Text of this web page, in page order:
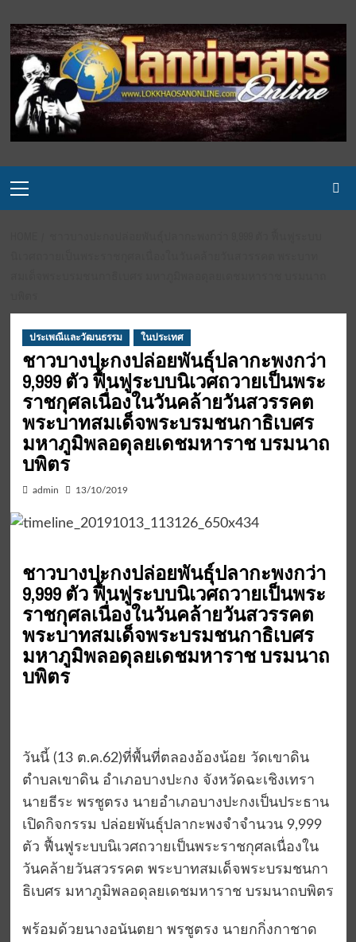
to
content
Menu
ประเพณีและวัฒนธรรม ในประเทศ
ชาวบางปะกงปล่อยพันธุ์ปลากะพงกว่า
9,999 ตัว ฟื้นฟูระบบนิเวศถวายเป็นพระ
ราชกุศลเนื่องในวันคล้ายวันสวรรคต
พระบาทสมเด็จพระบรมชนกาธิเบศร
มหาภูมิพลอดุลยเดชมหาราช บรมนาถ
บพิตร
admin 13/10/2019
ชาวบางปะกงปล่อยพันธุ์ปลากะพงกว่า
9,999 ตัว ฟื้นฟูระบบนิเวศถวายเป็นพระ
ราชกุศลเนื่องในวันคล้ายวันสวรรคต
พระบาทสมเด็จพระบรมชนกาธิเบศร
มหาภูมิพลอดุลยเดชมหาราช บรมนาถ
บพิตร
วันนี้ (13 ต.ค.62)ที่พื้นที่ตลองอ้องน้อย วัดเขาดิน
ตำบลเขาดิน อำเภอบางปะกง จังหวัดฉะเชิงเทรา
นายธีระ พรชูตรง นายอำเภอบางปะกงเป็นประธาน
เปิดกิจกรรม ปล่อยพันธุ์ปลากะพงจำจำนวน 9,999
ตัว ฟื้นฟูระบบนิเวศถวายเป็นพระราชกุศลเนื่องใน
วันคล้ายวันสวรรคต พระบาทสมเด็จพระบรมชนกา
ธิเบศร มหาภูมิพลอดุลยเดชมหาราช บรมนาถบพิตร
พร้อมด้วยนางอนันตยา พรชูตรง นายกกิ่งกาชาด